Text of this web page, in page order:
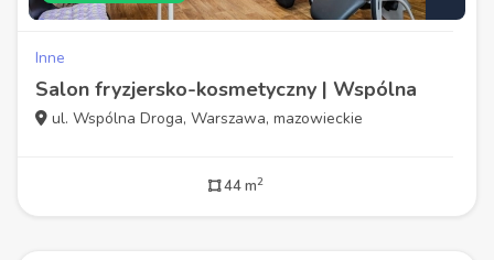
Inne
Salon fryzjersko-kosmetyczny | Wspólna
ul. Wspólna Droga, Warszawa, mazowieckie
44 m2